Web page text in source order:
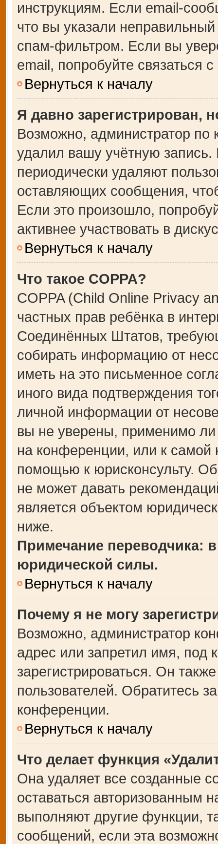
инструкциям. Если email-
что вы указали
спам-фильтром. Если вы
email, попробуйте связаться
Вернуться к началу
Я давно зарегистрирован,
Возможно, администратор по
удалил вашу учётную
периодически удаляют
оставляющих сообщения,
Если это произошло,
активнее участвовать в
Вернуться к началу
Что такое COPPA?
COPPA (Child Online Privacy
частных прав ребёнка в
Соединённых Штатов,
собирать информацию от
иметь на это письменное
иного вида подтверждения
личной информации от
вы не уверены, применимо ли
на конференции, или к самой
помощью к юрисконсульту.
не может давать
является объектом
ниже.
Примечание переводчика:
юридической силы.
Вернуться к началу
Почему я не могу
Возможно, администратор
адрес или запретил имя, под
зарегистрироваться. Он
пользователей. Обратитесь
конференции.
Вернуться к началу
Что делает функция
Она удаляет все созданные
оставаться авторизованным
выполняют другие функции,
сообщений, если эта